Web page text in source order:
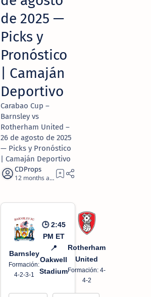
de 2025 —
Picks y
Pronóstico
| Camaján
Deportivo
Carabao Cup –
Barnsley vs
Rotherham United –
26 de agosto de 2025
— Picks y Pronóstico
| Camaján Deportivo
12 months ago 2
Barnsley
Formación:
4-2-3-1
🕒 2:45
PM ET
📍
Oakwell
Stadium
Rotherham
United
Formación: 4-
4-2